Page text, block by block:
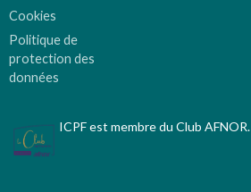
Cookies
Politique de
protection des
données
ICPF est membre du Club AFNOR.